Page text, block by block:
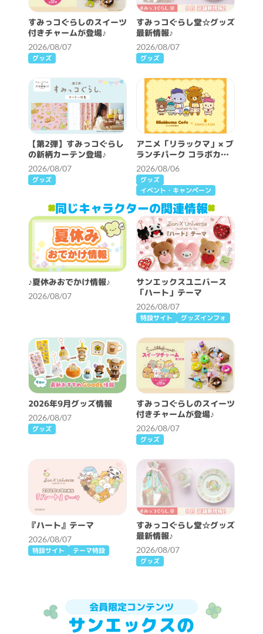
すみっコぐらしのスイーツ
付きチャームが登場♪
2026/08/07
グッズ
すみっコぐらし堂☆グッズ
最新情報♪
2026/08/07
グッズ
【第2弾】すみっコぐらし
の新柄カーテン登場♪
2026/08/07
グッズ
アニメ「リラックマ」× ブ
ランチパーク コラボカフ
ェ開催決定！
2026/08/06
グッズ
イベント・キャンペーン
同じキャラクターの関連情報
♪夏休みおでかけ情報♪
2026/08/07
サンエックスユニバース
「ハート」テーマ
2026/08/07
特設サイト グッズインフォ
2026年9月グッズ情報
2026/08/07
グッズ
すみっコぐらしのスイーツ
付きチャームが登場♪
2026/08/07
グッズ
『ハート』テーマ
2026/08/07
特設サイト テーマ特設
すみっコぐらし堂☆グッズ
最新情報♪
2026/08/07
グッズ
会員限定コンテンツ
サンエックスの